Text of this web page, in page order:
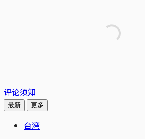
评论须知
最新 更多
台湾